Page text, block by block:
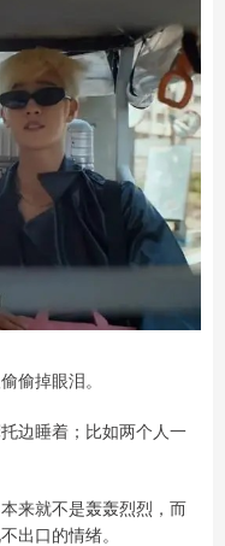
偷掉眼泪。
边睡着；比如两个人一
来就不是轰轰烈烈，而
出口的情绪。